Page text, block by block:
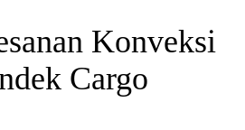
Konveksi
Cargo